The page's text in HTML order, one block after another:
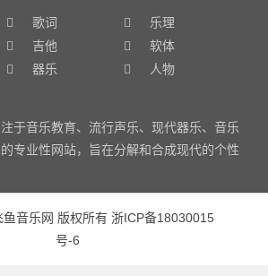
歌词
乐理
吉他
软体
器乐 人物
于音乐教育、流行声乐、现代器乐、音乐
专业性网站，旨在分解和合成现代的个性
鱼音乐网 版权所有 浙ICP备18030015
号-6